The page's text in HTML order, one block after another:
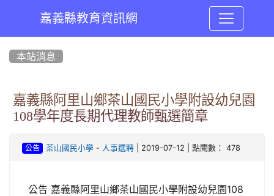
嘉義縣教育資訊網
本站消息
嘉義縣阿里山鄉茶山國民小學附設幼兒園
108學年度長期代理教師甄選簡章
公告 茶山國民小學- 人事選聘| 2019-07-12 | 點閱數： 478
公告 嘉義縣阿里山鄉茶山國民小學附設幼兒園108